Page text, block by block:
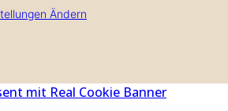
Ändern
mit Real Cookie Banner